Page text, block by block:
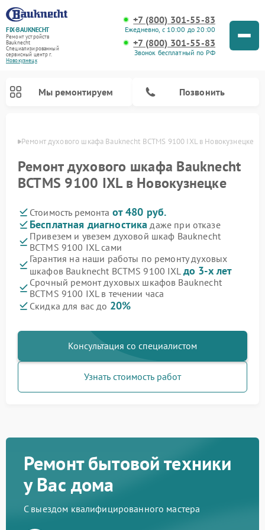
FIX-BAUKNECHT
Ремонт устройств
Bauknecht
Специализированный
cервисный центр г.
Новокузнецк
+7 (800) 301-55-83
Ежедневно, с 10:00 до 20:00
+7 (800) 301-55-83
Звонок бесплатный по РФ
Мы ремонтируем Позвонить
Ремонт духового шкафа Bauknecht BCTMS 9100 IXL в Новокузнецке
Ремонт духового шкафа Bauknecht
BCTMS 9100 IXL в Новокузнецке
Стоимость ремонта от 480 руб.
Бесплатная диагностика даже при отказе
Привезем и увезем духовой шкаф Bauknecht
BCTMS 9100 IXL сами
Гарантия на наши работы по ремонту духовых
шкафов Bauknecht BCTMS 9100 IXL до 3-х лет
Срочный ремонт духовых шкафов Bauknecht
BCTMS 9100 IXL в течении часа
Скидка для вас до 20%
Консультация со специалистом
Узнать стоимость работ
Ремонт бытовой техники
у Вас дома
С выездом квалифицированного мастера